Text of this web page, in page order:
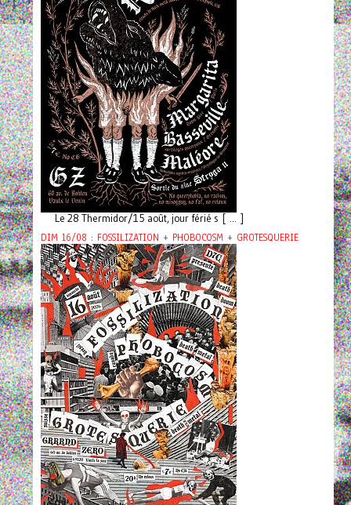
Le 28 Thermidor/15 août, jour férié s [ ... ]
DIM 16/08 : FOSSILIZATION + PHOBOCOSM + GROTESQUERIE